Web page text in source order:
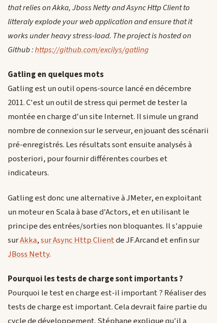
that relies on Akka, Jboss Netty and Async Http Client to
litteraly explode your web application and ensure that it
works under heavy stress-load. The project is hosted on
Github :https://github.com/excilys/gatling
Gatling en quelques mots
Gatling est un outil opens-source lancé en décembre
2011. C'est un outil de stress qui permet de tester la
montée en charge d'un site Internet. Il simule un grand
nombre de connexion sur le serveur, en jouant des scénarii
pré-enregistrés. Les résultats sont ensuite analysés à
posteriori, pour fournir différentes courbes et
indicateurs.
Gatling est donc une alternative à JMeter, en exploitant
un moteur en Scala à base d'Actors, et en utilisant le
principe des entrées/sorties non bloquantes. Il s'appuie
surAkka,sur Async Http Clientde JF.Arcand et enfin sur
JBoss Netty.
Pourquoi les tests de charge sont importants ?
Pourquoi le test en charge est-il important ? Réaliser des
tests de charge est important. Cela devrait faire partie du